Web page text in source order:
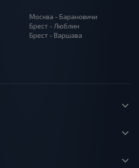
Москва - Барановичи
Брест - Люблин
Брест - Варшава